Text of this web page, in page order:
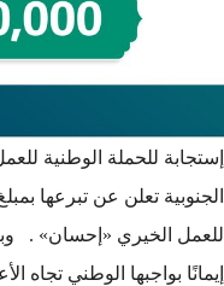
إستجابة للحملة الوطنية
الجنوبية تعلن عن تبرعها
للعمل الخيري «إحسان» .
إيمانًا بواجبها الوطني تجاه